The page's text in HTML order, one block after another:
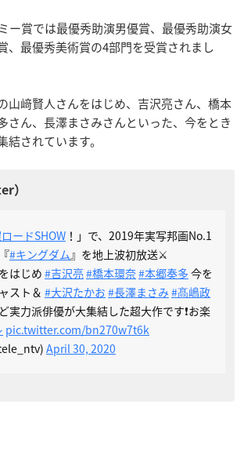
ー賞では最優秀助演男優賞、最優秀助演女
、最優秀美術賞の4部門を受賞されまし
山﨑賢人さんをはじめ、吉沢亮さん、橋本
さん、長澤まさみさんといった、今をとき
されています。
ードSHOW ！」で、2019年実写邦画No.1
#キングダム』を地上波初放送⚔
をはじめ #吉沢亮#橋本環奈#本郷奏多 今を
スト＆ #大沢たかお #長澤まさみ #髙嶋政
実力派俳優が大集結した超大作です❗️お楽
pic.twitter.com/bn270w7t6k
April 30, 2020